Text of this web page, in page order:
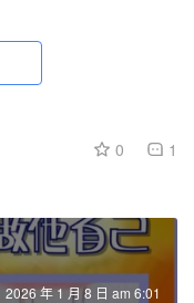
0 1
2026 年 1 月 8 日 am 6:01